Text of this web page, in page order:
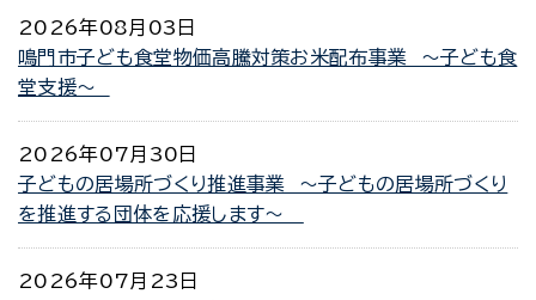
2026年08月03日
鳴門市子ども食堂物価高騰対策お米配布事業 ～子ども食
堂支援～
2026年07月30日
子どもの居場所づくり推進事業 ～子どもの居場所づくり
を推進する団体を応援します～
2026年07月23日